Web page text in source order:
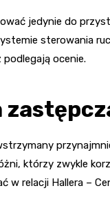
jedynie do
sterowania
ocenie.
którzy zwykle
w relacji Hallera –